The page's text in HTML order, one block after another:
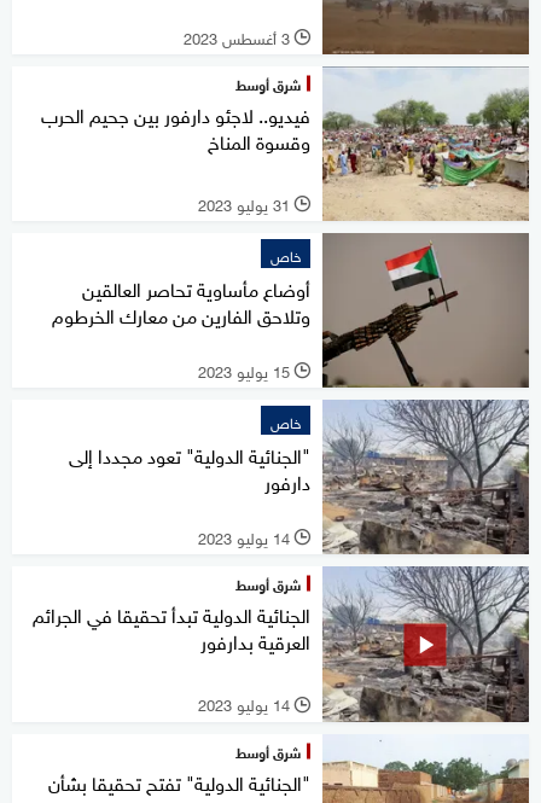
l 3 أغسطس 2023
شرق أوسط
فيديو.. لاجئو دارفور بين جحيم الحرب
وقسوة المناخ
l 31 يوليو 2023
خاص
أوضاع مأساوية تحاصر العالقين
وتلاحق الفارين من معارك الخرطوم
l 15 يوليو 2023
خاص
"الجنائية الدولية" تعود مجددا إلى
دارفور
l 14 يوليو 2023
شرق أوسط
الجنائية الدولية تبدأ تحقيقا في الجرائم
العرقية بدارفور
l 14 يوليو 2023
شرق أوسط
"الجنائية الدولية" تفتح تحقيقا بشأن